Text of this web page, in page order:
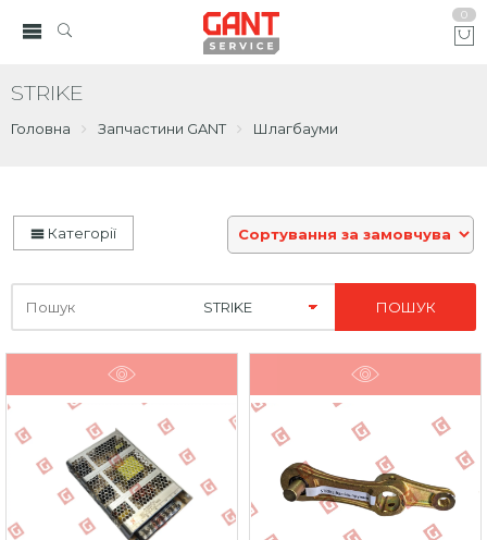
0
STRIKE
Головна Запчастини GANT Шлагбауми
Категорії
Шукайте
тут